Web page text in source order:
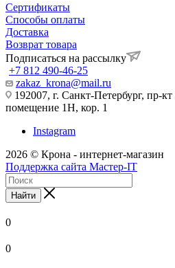
Сертификаты
Способы оплаты
Доставка
Возврат товара
Подписаться на рассылку
+7 812 490-46-25
zakaz_krona@mail.ru
192007, г. Санкт-Петербург, пр-
помещение 1Н, кор. 1
Instagram
2026 © Крона - интернет-магазин
Поддержка сайта Мастер-IT
Найти
0
0